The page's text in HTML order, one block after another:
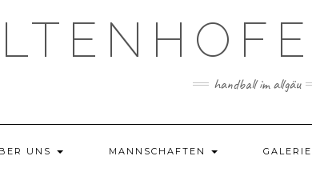
handball im allgäu
UNS MANNSCHAFTEN GALERIE